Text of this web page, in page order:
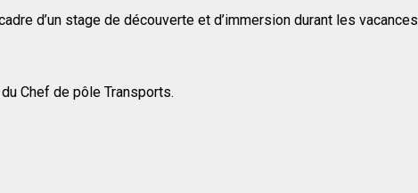
d’un stage de découverte et d’immersion durant les vacances
Chef de pôle Transports.